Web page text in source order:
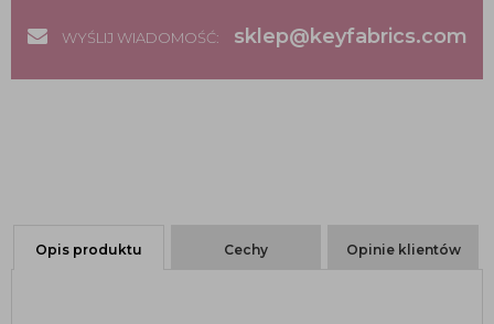
WYŚLIJ WIADOMOŚĆ: sklep@keyfabrics.com
Opis produktu Cechy Opinie klientów